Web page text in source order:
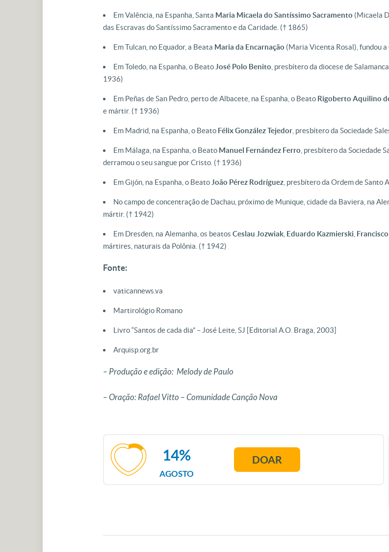
Em Valência, na Espanha, Santa Maria Micaela do Santíssimo Sacramento (Micaela
das Escravas do Santíssimo Sacramento e da Caridade. († 1865)
Em Tulcan, no Equador, a Beata Maria da Encarnação (Maria Vicenta Rosal), fundou
Em Toledo, na Espanha, o Beato José Polo Benito , presbítero da diocese de
1936)
Em Peñas de San Pedro, perto de Albacete, na Espanha, o Beato Rigoberto Aquilino
e mártir. († 1936)
Em Madrid, na Espanha, o Beato Félix González Tejedor, presbítero da Sociedade
Em Málaga, na Espanha, o Beato Manuel Fernández Ferro , presbítero da Sociedade
derramou o seu sangue por Cristo. († 1936)
Em Gijón, na Espanha, o Beato João Pérez Rodríguez, presbítero da Ordem de Santo
No campo de concentração de Dachau, próximo de Munique, cidade da Baviera, na
mártir. († 1942)
Em Dresden, na Alemanha, os beatos Ceslau Jozwiak, Eduardo Kazmierski Francisco
mártires, naturais da Polônia. († 1942)
Fonte:
vaticannews.va
Martirológio Romano
Livro “Santos de cada dia” – José Leite, SJ [Editorial A.O. Braga, 2003]
Arquisp.org.br
– Produção e edição: Melody de Paulo
– Oração: Rafael Vitto – Comunidade Canção Nova
AGOSTO
14% DOAR